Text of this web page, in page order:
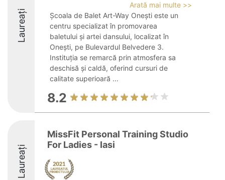
Laureați
Arată mai multe >>
Școala de Balet Art-Way Onești este un
centru specializat în promovarea
baletului și artei dansului, localizat în
Onești, pe Bulevardul Belvedere 3.
Instituția se remarcă prin atmosfera sa
deschisă și caldă, oferind cursuri de
calitate superioară ...
8.2
Laureați
MissFit Personal Training Studio
For Ladies - Iasi